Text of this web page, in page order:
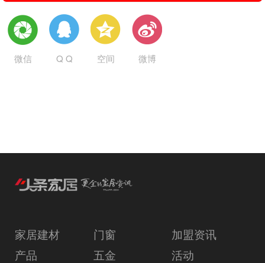
微信 Q Q 空间 微博
家居建材 门窗
加盟资讯
产品
五金
活动